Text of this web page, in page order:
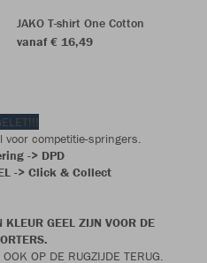
JAKO T-shirt One Cotton
vanaf € 16,49
competitie-springers.
-> DPD
-> Click & Collect
GEEL ZIJN VOOR DE
OP DE RUGZIJDE TERUG.